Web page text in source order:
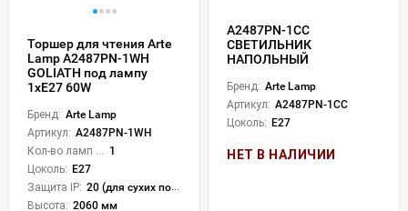
Торшер для чтения Arte
Lamp A2487PN-1WH
GOLIATH под лампу
1xE27 60W
Бренд: Arte Lamp
Артикул: A2487PN-1WH
1
Цоколь: E27
Защита IP: 20 (для сухих пом.)
Высота: 2060 мм
A2487PN-1CC
СВЕТИЛЬНИК
НАПОЛЬНЫЙ
Бренд: Arte Lamp
Артикул: A2487PN-1CC
Цоколь: E27
НЕТ В НАЛИЧИИ